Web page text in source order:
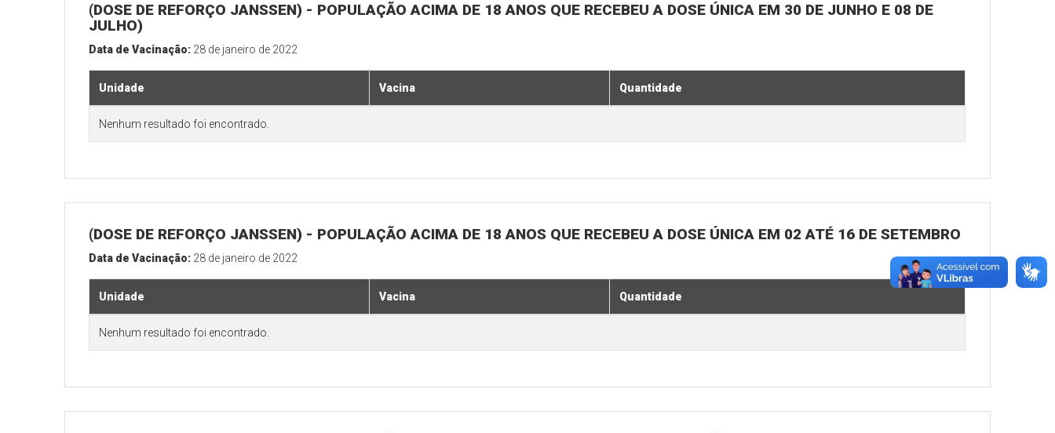
(DOSE DE REFORÇO JANSSEN) - POPULAÇÃO ACIMA DE 18 ANOS QUE RECEBEU A DOSE ÚNICA EM 30 DE JUNHO E 08 DE
JULHO)
Data de Vacinação: 28 de janeiro de 2022
Unidade Vacina Quantidade
Nenhum resultado foi encontrado.
(DOSE DE REFORÇO JANSSEN) - POPULAÇÃO ACIMA DE 18 ANOS QUE RECEBEU A DOSE ÚNICA EM 02 ATÉ 16 DE SETEMBRO
Data de Vacinação: 28 de janeiro de 2022
Unidade Vacina Quantidade
Nenhum resultado foi encontrado.